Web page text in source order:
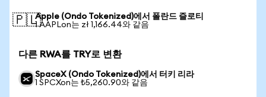
🇵🇱Apple (Ondo Tokenized)에서 폴란드 즐로티
1 AAPLon는 zł 1,166.44와 같음
다른 RWA를 TRY로 변환
SpaceX (Ondo Tokenized)에서 터키 리라
1 SPCXon는 ₺5,260.90와 같음